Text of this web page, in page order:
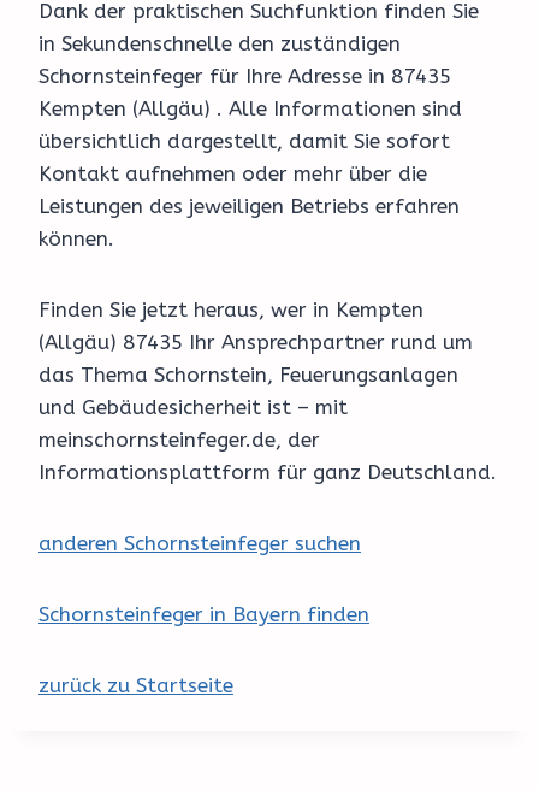
Dank der praktischen Suchfunktion finden Sie
in Sekundenschnelle den zuständigen
Schornsteinfeger für Ihre Adresse in 87435
Kempten (Allgäu) . Alle Informationen sind
übersichtlich dargestellt, damit Sie sofort
Kontakt aufnehmen oder mehr über die
Leistungen des jeweiligen Betriebs erfahren
können.
Finden Sie jetzt heraus, wer in Kempten
(Allgäu) 87435 Ihr Ansprechpartner rund um
das Thema Schornstein, Feuerungsanlagen
und Gebäudesicherheit ist – mit
meinschornsteinfeger.de, der
Informationsplattform für ganz Deutschland.
anderen Schornsteinfeger suchen
Schornsteinfeger in Bayern finden
zurück zu Startseite